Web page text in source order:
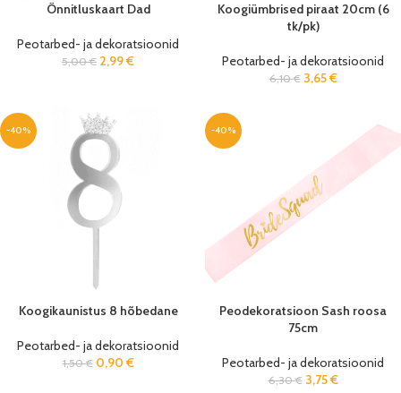
Õnnitluskaart Dad
Peotarbed- ja dekoratsioonid
5,00€ 2,99€
Koogiümbrised piraat 20cm (6
tk/pk)
Peotarbed- ja dekoratsioonid
6,10€ 3,65€
-40%
Koogikaunistus 8 hõbedane
Peotarbed- ja dekoratsioonid
1,50€ 0,90 €
-40%
Peodekoratsioon Sash roosa
75cm
Peotarbed- ja dekoratsioonid
6,30€ 3,75€